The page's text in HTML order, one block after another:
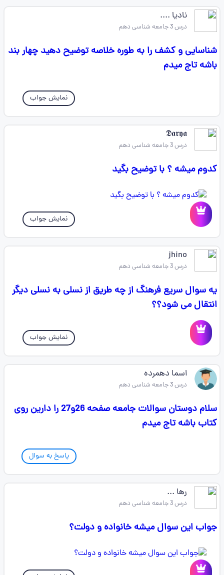
نادیا ....
درس 3 جامعه شناسی دهم
شناسایی و کشف را به طوره خلاصه توضیح دهید چهار بند
باشه تاج میدم
نمایش جواب
𝕯𝖆𝖗𝖞𝖆
درس 3 جامعه شناسی دهم
کدوم میشه ؟ با توضیح بگید
نمایش جواب
jhino
درس 3 جامعه شناسی دهم
یه سوال سریع فرهنگ از چه طریق از نسلی به نسلی دیگر
انتقال می شود؟؟
نمایش جواب
اسما دهمرده
درس 3 جامعه شناسی دهم
سلام دوستان سوالات جامعه صفحه 26و27 را دارین روی
کتاب باشه تاج میدم
پاسخ به سوال
رها ...
درس 3 جامعه شناسی دهم
جواب این سوال میشه خانواده و دولت؟